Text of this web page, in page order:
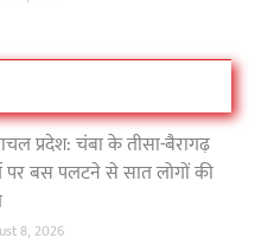
प्रदेश: चंबा के तीसा-बैरागढ़
पर बस पलटने से सात लोगों की
8, 2026